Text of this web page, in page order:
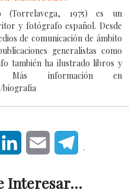
(Torrelavega, 1975) es un
y fotógrafo español. Desde
de comunicación de ámbito
generalistas como
también ha ilustrado libros y
Más información en
biografia
LinkedInEmail .
Interesar...